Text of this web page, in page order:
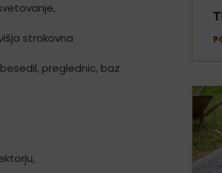
strokovna
preglednic, baz